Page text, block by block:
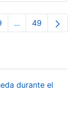
Use TAB to
...Intermediate
Page
49
durante el